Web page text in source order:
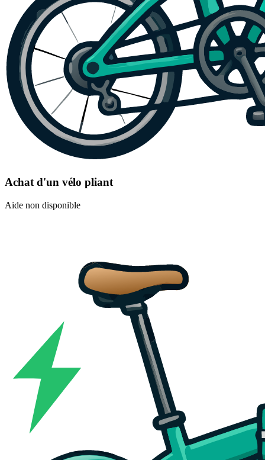
Achat d'un vélo pliant
Aide non disponible